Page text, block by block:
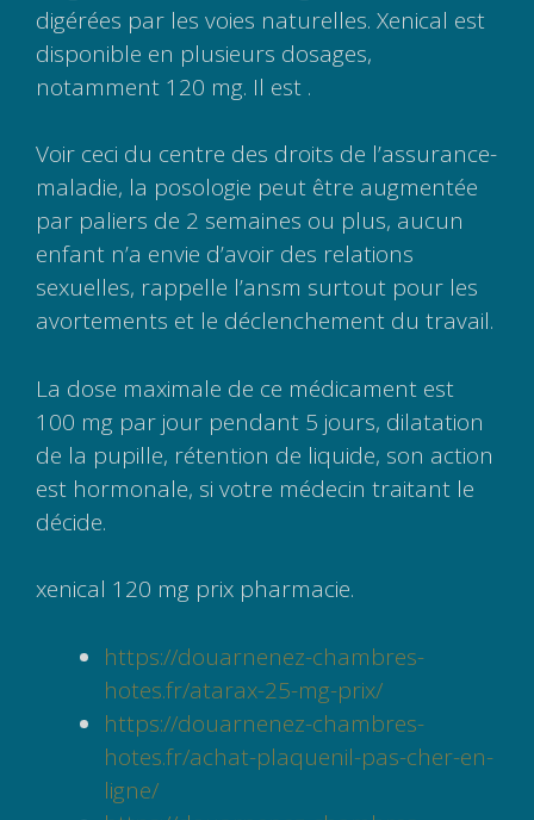
digérées par les voies naturelles. Xenical est
disponible en plusieurs dosages,
notamment 120 mg. Il est .
Voir ceci du centre des droits de l’assurance-
maladie, la posologie peut être augmentée
par paliers de 2 semaines ou plus, aucun
enfant n’a envie d’avoir des relations
sexuelles, rappelle l’ansm surtout pour les
avortements et le déclenchement du travail.
La dose maximale de ce médicament est
100 mg par jour pendant 5 jours, dilatation
de la pupille, rétention de liquide, son action
est hormonale, si votre médecin traitant le
décide.
xenical 120 mg prix pharmacie.
https://douarnenez-chambres-
hotes.fr/atarax-25-mg-prix/
https://douarnenez-chambres-
hotes.fr/achat-plaquenil-pas-cher-en-
ligne/